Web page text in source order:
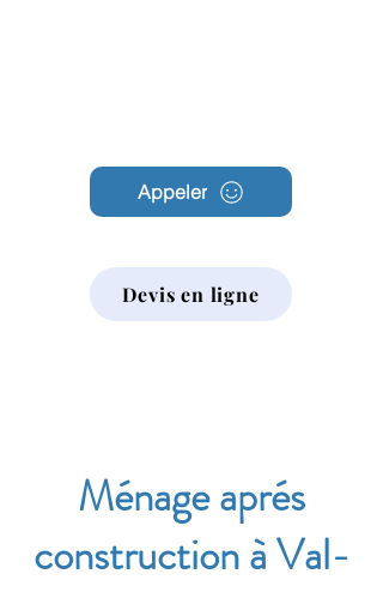
Appeler
Devis en ligne
Ménage aprés
construction à Val-